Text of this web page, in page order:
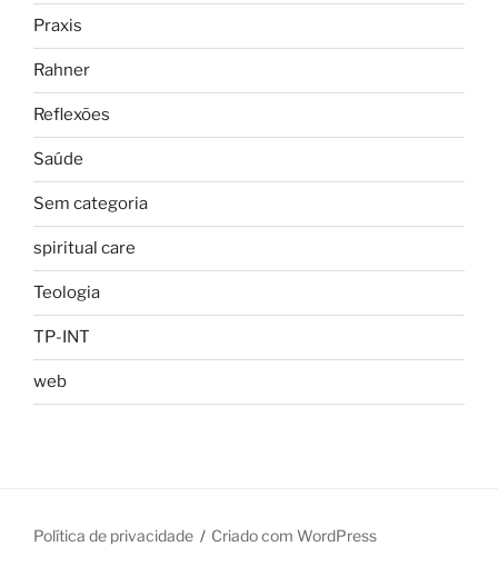
Praxis
Rahner
Reflexões
Saúde
Sem categoria
spiritual care
Teologia
TP-INT
web
Política de privacidade Criado com WordPress